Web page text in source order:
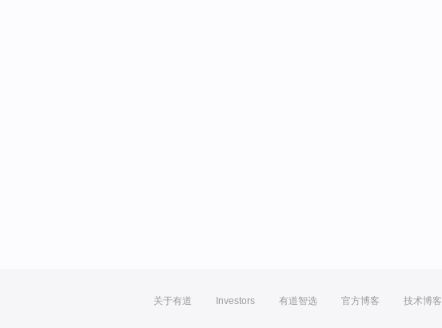
关于有道 Investors 有道智选 官方博客 技术博客